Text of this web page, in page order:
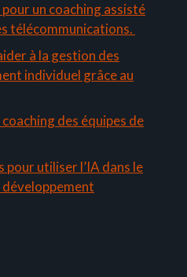
un coaching assisté
télécommunications.
à la gestion des
individuel grâce au
des équipes de
utiliser l’IA dans le
développement